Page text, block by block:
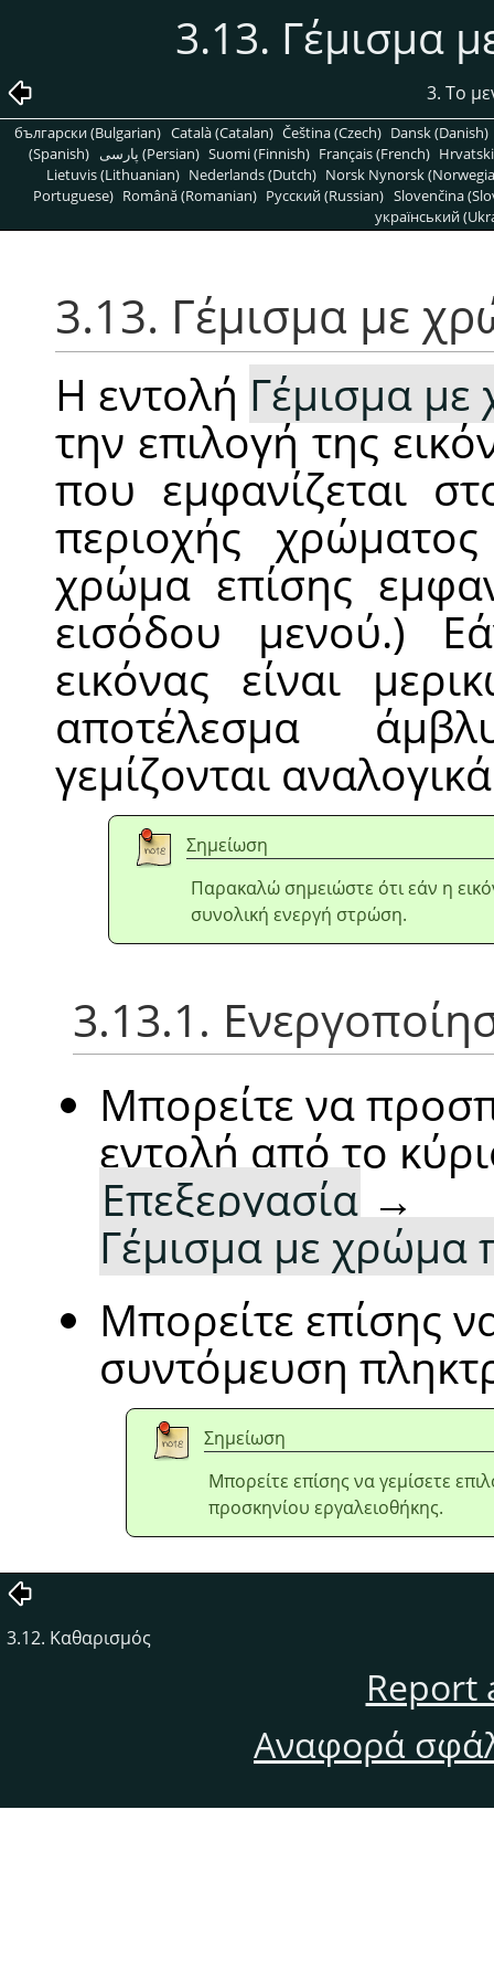
3.13. Γέμισμα
3. Το
български (Bulgarian) Català (Catalan) Čeština (Czech) Dansk (Danish)
(Spanish)
پارسی (Persian) Suomi (Finnish) Français (French)
Lietuvis (Lithuanian) Nederlands (Dutch) Norsk Nynorsk
Portuguese) Română (Romanian) Pусский (Russian) Slovenčina
український
3.13. Γέμισμα με
Η εντολή Γέμισμα
την επιλογή της
που εμφανίζεται
περιοχής
χρώμα επίσης
εισόδου μενού.)
εικόνας είναι
αποτέλεσμα
γεμίζονται
Σημείωση
Παρακαλώ σημειώστε ότι εάν η
συνολική ενεργή στρώση.
3.13.1.
Μπορείτε να
εντολή από το
Επεξεργασία →
Γέμισμα με χρώμα
Μπορείτε επίσης
συντόμευση
Σημείωση
Μπορείτε επίσης να γεμίσετε
προσκηνίου εργαλειοθήκης.
3.12. Καθαρισμός
Report
Αναφορά